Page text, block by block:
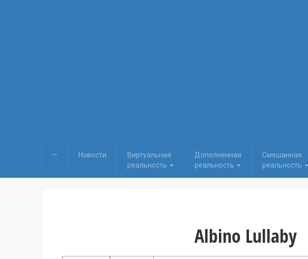
— Новости
Виртуальная
реальность
Дополненная
реальность
Смешанная
реальность
Albino Lullaby